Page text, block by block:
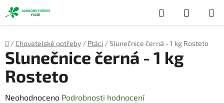
Přejít
na
obsah
Hledat
KOŠÍK
Domů
/ Chovatelské potřeby / Ptáci /Slunečnice černá - 1 kg Rosteto
Slunečnice černá - 1 kg
Rosteto
Průměrné
Neohodnoceno Podrobnosti hodnocení